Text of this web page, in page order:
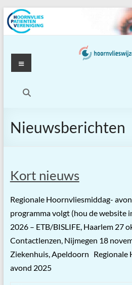
Ga
naar
de
Menu
Nieuwsberichten
Kort nieuws
Regionale Hoornvliesmiddag-
programma volgt (hou de website
2026 – ETB/BISLIFE, Haarlem 27
Contactlenzen, Nijmegen 18
Ziekenhuis, Apeldoorn Regionale
avond 2025